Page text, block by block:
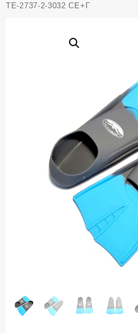
TE-2737-2-3032 СЕ+Г